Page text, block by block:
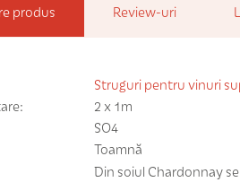
produs Review-uri
Struguri pentru vinuri
2 x 1m
SO4
Toamnă
Din soiul Chardonnay